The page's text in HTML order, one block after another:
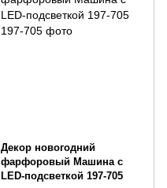
Декор новогодний
фарфоровый Машина с
LED-подсветкой 197-705